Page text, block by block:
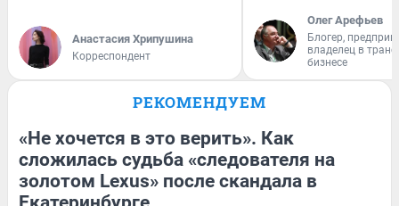
Анастасия Хрипушина
Корреспондент
Олег Арефьев
Блогер,
владелец в
бизнесе
РЕКОМЕНДУЕМ
«Не хочется в это верить». Как
сложилась судьба «следователя на
золотом Lexus» после скандала в